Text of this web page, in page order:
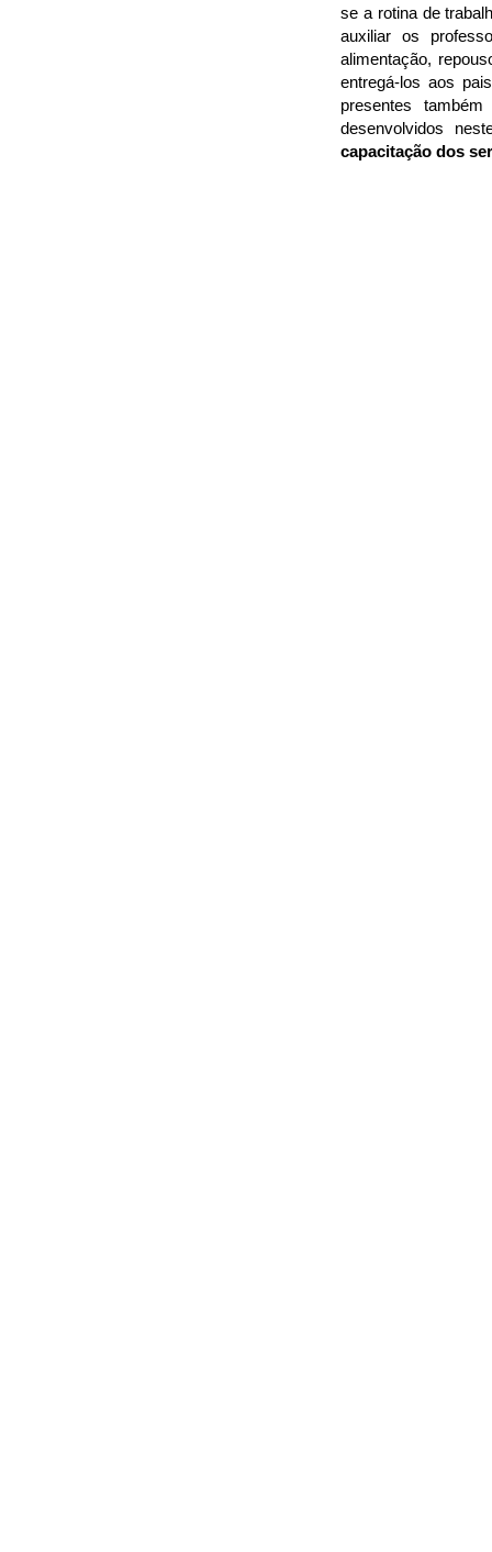
se a rotina de
auxiliar os
alimentação,
entregá-los aos
presentes
desenvolvidos
capacitação dos